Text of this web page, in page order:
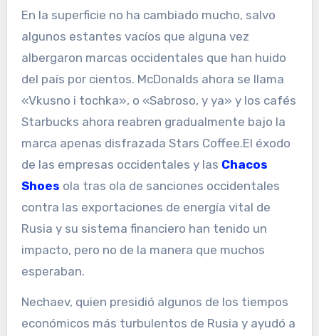
En la superficie no ha cambiado mucho, salvo
algunos estantes vacíos que alguna vez
albergaron marcas occidentales que han huido
del país por cientos. McDonalds ahora se llama
«Vkusno i tochka», o «Sabroso, y ya» y los cafés
Starbucks ahora reabren gradualmente bajo la
marca apenas disfrazada Stars Coffee.El éxodo
de las empresas occidentales y las Chacos
Shoes ola tras ola de sanciones occidentales
contra las exportaciones de energía vital de
Rusia y su sistema financiero han tenido un
impacto, pero no de la manera que muchos
esperaban.
Nechaev, quien presidió algunos de los tiempos
económicos más turbulentos de Rusia y ayudó a